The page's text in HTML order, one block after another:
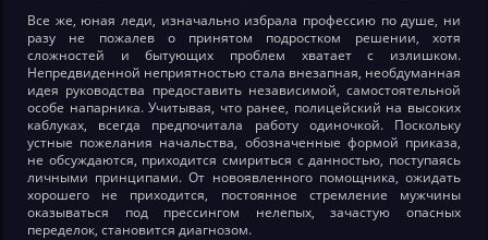
Все же, юная леди, изначально избрала профессию по душе, ни
разу не пожалев о принятом подростком решении, хотя
сложностей и бытующих проблем хватает с излишком.
Непредвиденной неприятностью стала внезапная, необдуманная
идея руководства предоставить независимой, самостоятельной
особе напарника. Учитывая, что ранее, полицейский на высоких
каблуках, всегда предпочитала работу одиночкой. Поскольку
устные пожелания начальства, обозначенные формой приказа,
не обсуждаются, приходится смириться с данностью, поступаясь
личными принципами. От новоявленного помощника, ожидать
хорошего не приходится, постоянное стремление мужчины
оказываться под прессингом нелепых, зачастую опасных
переделок, становится диагнозом.